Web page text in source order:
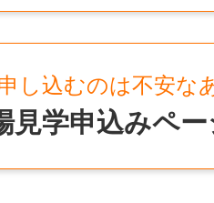
上限とするため)
市大字西高泊680-7
田市西高泊680-7
し込むのは不安な
見学申込みペ